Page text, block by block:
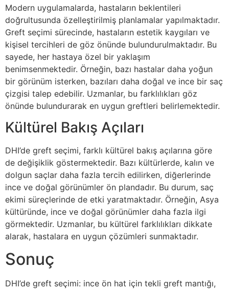
Modern uygulamalarda, hastaların beklentileri
doğrultusunda özelleştirilmiş planlamalar yapılmaktadır.
Greft seçimi sürecinde, hastaların estetik kaygıları ve
kişisel tercihleri de göz önünde bulundurulmaktadır. Bu
sayede, her hastaya özel bir yaklaşım
benimsenmektedir. Örneğin, bazı hastalar daha yoğun
bir görünüm isterken, bazıları daha doğal ve ince bir saç
çizgisi talep edebilir. Uzmanlar, bu farklılıkları göz
önünde bulundurarak en uygun greftleri belirlemektedir.
Kültürel Bakış Açıları
DHI’de greft seçimi, farklı kültürel bakış açılarına göre
de değişiklik göstermektedir. Bazı kültürlerde, kalın ve
dolgun saçlar daha fazla tercih edilirken, diğerlerinde
ince ve doğal görünümler ön plandadır. Bu durum, saç
ekimi süreçlerinde de etki yaratmaktadır. Örneğin, Asya
kültüründe, ince ve doğal görünümler daha fazla ilgi
görmektedir. Uzmanlar, bu kültürel farklılıkları dikkate
alarak, hastalara en uygun çözümleri sunmaktadır.
Sonuç
DHI’de greft seçimi: ince ön hat için tekli greft mantığı,